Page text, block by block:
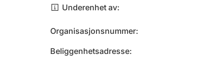
Underenhet av
Organisasjonsnummer
Beliggenhetsadresse